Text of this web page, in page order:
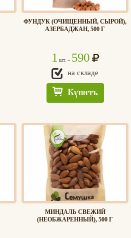
ФУНДУК (ОЧИЩЕННЫЙ, СЫРОЙ),
АЗЕРБАДЖАН, 500 Г
1 шт. – 590
на складе
Купить
МИНДАЛЬ СВЕЖИЙ
(НЕОБЖАРЕННЫЙ), 500 Г